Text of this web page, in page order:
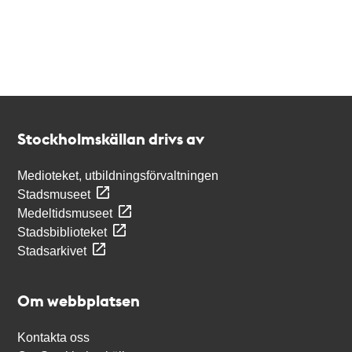
Stockholmskällan drivs av
Medioteket, utbildningsförvaltningen
Stadsmuseet
Medeltidsmuseet
Stadsbiblioteket
Stadsarkivet
Om webbplatsen
Kontakta oss